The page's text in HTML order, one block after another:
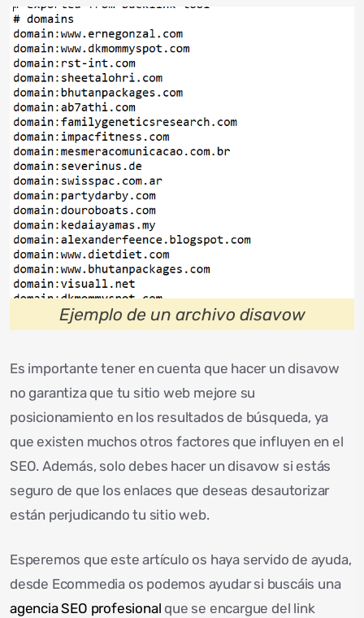
Ejemplo de un archivo disavow
Es importante tener en cuenta que hacer un disavow
no garantiza que tu sitio web mejore su
posicionamiento en los resultados de búsqueda, ya
que existen muchos otros factores que influyen en el
SEO. Además, solo debes hacer un disavow si estás
seguro de que los enlaces que deseas desautorizar
están perjudicando tu sitio web.
Esperemos que este artículo os haya servido de ayuda,
desde Ecommedia os podemos ayudar si buscáis una
agencia SEO profesional que se encargue del link